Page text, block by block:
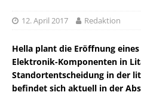
12. April 2017 Redaktion
Hella plant die Eröffnung
Elektronik-Komponenten in
Standortentscheidung in der
befindet sich aktuell in der